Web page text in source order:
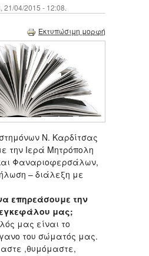
21/04/2015 - 12:08.
Εκτυπώσιμη μορφή
Ν. Καρδίτσας
την Ιερά Μητρόπολη
Φαναριοφερσάλων,
– διάλεξη με
επηρεάσουμε την
εγκεφάλου μας;
είναι το
του σώματός μας.
,θυμόμαστε,